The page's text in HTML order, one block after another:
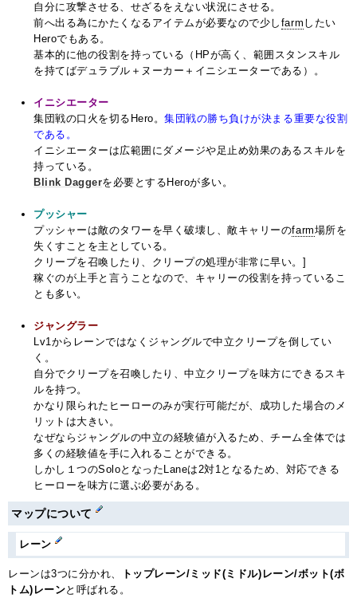
自分に攻撃させる、せざるをえない状況にさせる。
前へ出る為にかたくなるアイテムが必要なので少し farm したい
Heroでもある。
基本的に他の役割を持っている（HPが高く、範囲スタンスキル
を持てばデュラブル＋ヌーカー＋イニシエーターである）。
イニシエーター
集団戦の口火を切るHero。集団戦の勝ち負けが決まる重要な役割
である。
イニシエーターは広範囲にダメージや足止め効果のあるスキルを
持っている。
Blink Daggerを必要とするHeroが多い。
プッシャー
プッシャーは敵のタワーを早く破壊し、敵キャリーのfarm場所を
失くすことを主としている。
クリープを召喚したり、クリープの処理が非常に早い。]
稼ぐのが上手と言うことなので、キャリーの役割を持っているこ
とも多い。
ジャングラー
Lv1からレーンではなくジャングルで中立クリープを倒してい
く。
自分でクリープを召喚したり、中立クリープを味方にできるスキ
ルを持つ。
かなり限られたヒーローのみが実行可能だが、成功した場合のメ
リットは大きい。
なぜならジャングルの中立の経験値が入るため、チーム全体では
多くの経験値を手に入れることができる。
しかし１つのSoloとなったLaneは2対1となるため、対応できる
ヒーローを味方に選ぶ必要がある。
マップについて
レーン
レーンは3つに分かれ、
トップレーン/ミッド(ミドル)レーン/ボット(ボ
トム)レーンと呼ばれる。